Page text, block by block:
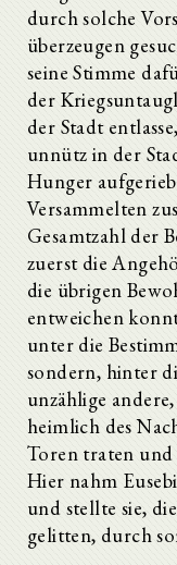
durch solche
überzeugen
seine Stimme
der
der Stadt
unnütz in der
Hunger
Versammelten
Gesamtzahl der
zuerst die
die übrigen
entweichen
unter die
sondern, hinter
unzählige
heimlich des
Toren traten und
Hier nahm
und stellte sie,
gelitten, durch